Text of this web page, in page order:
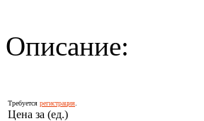
Описание:
Требуется регистрация
Цена за (ед.)